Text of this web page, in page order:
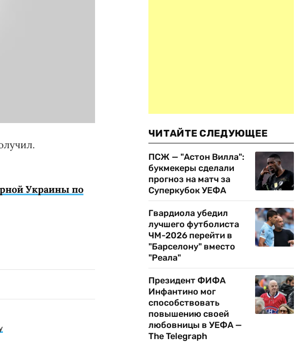
Украины по
ЧИТАЙТЕ СЛЕДУЮЩЕЕ
ПСЖ — "Астон Вилла":
букмекеры сделали
прогноз на матч за
Суперкубок УЕФА
Гвардиола убедил
лучшего футболиста
ЧМ-2026 перейти в
"Барселону" вместо
"Реала"
Президент ФИФА
Инфантино мог
способствовать
повышению своей
любовницы в УЕФА —
The Telegraph